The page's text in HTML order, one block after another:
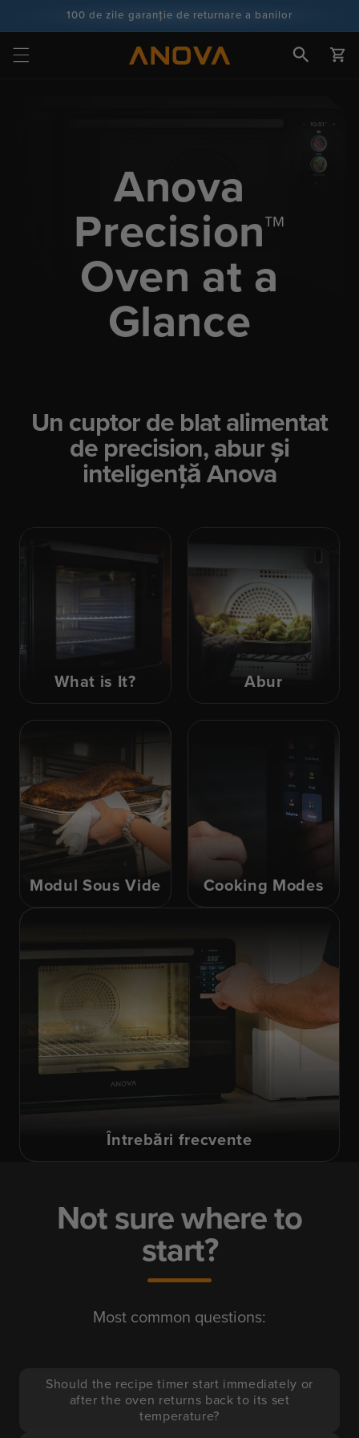
conținut100 de zile garanție de returnare a banilor
100+ milioane de bucătari și numărătoarea continuă
Cart
Anova
Precision™
Oven at a
Glance
Un cuptor de blat alimentat
de precision, abur și
inteligență Anova
What is It? Abur
Modul Sous Vide Cooking Modes
Întrebări frecvente
Not sure where to
start?
Most common questions:
Should the recipe timer start immediately or
after the oven returns back to its set
temperature?